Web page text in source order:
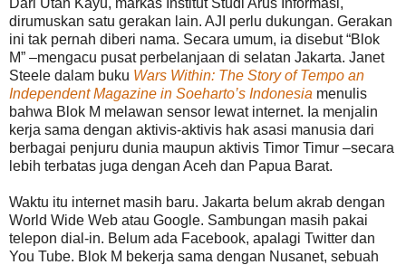
dirumuskan satu gerakan lain. AJI perlu dukungan. Gerakan
ini tak pernah diberi nama. Secara umum, ia disebut “Blok
M” –mengacu pusat perbelanjaan di selatan Jakarta. Janet
Steele dalam buku Wars Within: The Story of Tempo an
Independent Magazine in Soeharto’s Indonesia menulis
bahwa Blok M melawan sensor lewat internet. Ia menjalin
kerja sama dengan aktivis-aktivis hak asasi manusia dari
berbagai penjuru dunia maupun aktivis Timor Timur –secara
lebih terbatas juga dengan Aceh dan Papua Barat.
Waktu itu internet masih baru. Jakarta belum akrab dengan
World Wide Web atau Google. Sambungan masih pakai
telepon dial-in. Belum ada Facebook, apalagi Twitter dan
You Tube. Blok M bekerja sama dengan Nusanet, sebuah